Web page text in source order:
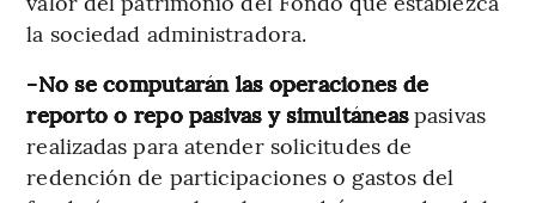
la sociedad administradora.
-No se computarán las operaciones de
reporto o repo pasivas y simultáneaspasivas
realizadas para atender solicitudes de
redención de participaciones o gastos del